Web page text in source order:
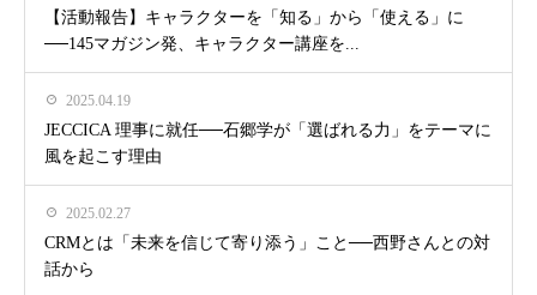
【活動報告】キャラクターを「知る」から「使える」に
──145マガジン発、キャラクター講座を...
2025.04.19
JECCICA 理事に就任──石郷学が「選ばれる力」をテーマに
風を起こす理由
2025.02.27
CRMとは「未来を信じて寄り添う」こと──西野さんとの対
話から